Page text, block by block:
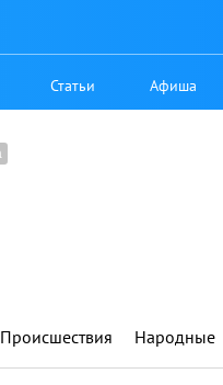
Статьи Афиша
Происшествия Народные